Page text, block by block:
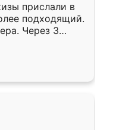
прислали в
подходящий.
Через 3
Остались
Ренессанс